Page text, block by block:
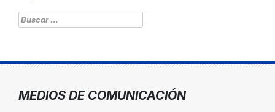
Buscar:
MEDIOS DE COMUNICACIÓN